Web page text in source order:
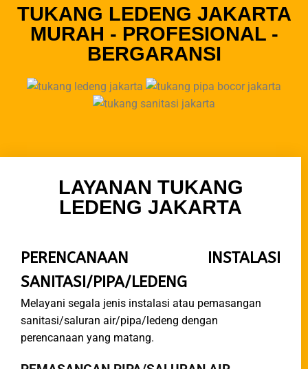
TUKANG LEDENG JAKARTA
MURAH - PROFESIONAL -
BERGARANSI
LAYANAN TUKANG
LEDENG JAKARTA
PERENCANAAN INSTALASI
SANITASI/PIPA/LEDENG
Melayani segala jenis instalasi atau pemasangan
sanitasi/saluran air/pipa/ledeng dengan
perencanaan yang matang.